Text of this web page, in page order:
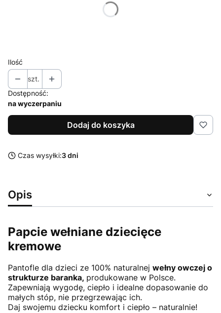
Ilość
szt.
Dostępność:
na wyczerpaniu
Dodaj do koszyka
Czas wysyłki:3 dni
Opis
Papcie wełniane dziecięce
kremowe
Pantofle dla dzieci ze 100% naturalnej wełny owczej o
strukturze baranka, produkowane w Polsce.
Zapewniają wygodę, ciepło i idealne dopasowanie do
małych stóp, nie przegrzewając ich.
Daj swojemu dziecku komfort i ciepło – naturalnie!